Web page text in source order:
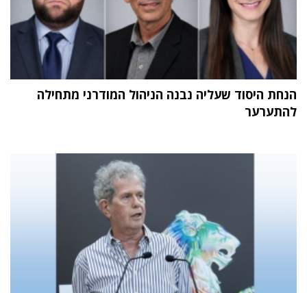
הנחת היסוד שעליה נבנה הניהול המודרני מתחילה
להתערער